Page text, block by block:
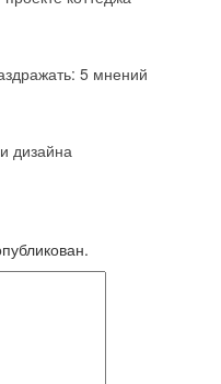
5 мнений
дизайна